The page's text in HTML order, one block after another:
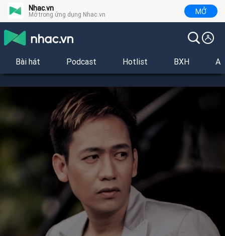
Nhac.vn
Mở trong ứng dụng Nhac.vn MỞ
Bài hát Podcast Hotlist BXH